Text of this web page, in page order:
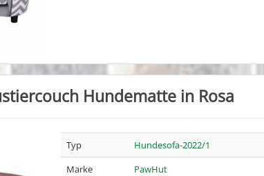
Hundematte in Rosa
Typ
Hundesofa-2022/1
Marke
PawHut